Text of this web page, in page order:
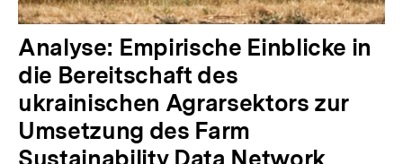
Analyse: Empirische Einblicke in
die Bereitschaft des
ukrainischen Agrarsektors zur
Umsetzung des Farm